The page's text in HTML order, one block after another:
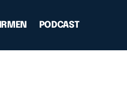
PODCAST